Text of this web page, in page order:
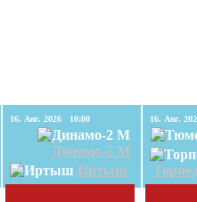
16. Авг. 2026 10:00
Динамо-2 М
Иртыш